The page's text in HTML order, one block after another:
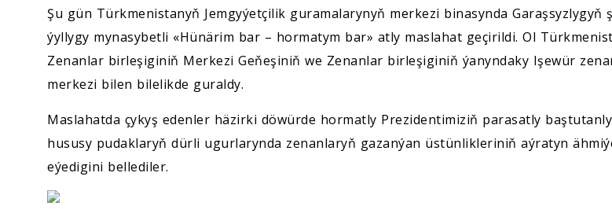
Şu gün Türkmenistanyň Jemgyýetçilik guramalarynyň merkezi binasynda Garaşsyzlygyň
ýyllygy mynasybetli «Hünärim bar – hormatym bar» atly maslahat geçirildi. Ol
Zenanlar birleşiginiň Merkezi Geňeşiniň we Zenanlar birleşiginiň ýanyndaky Işewür
merkezi bilen bilelikde guraldy.
Maslahatda çykyş edenler häzirki döwürde hormatly Prezidentimiziň parasatly
hususy pudaklaryň dürli ugurlarynda zenanlaryň gazanýan üstünlikleriniň aýratyn
eýedigini bellediler.